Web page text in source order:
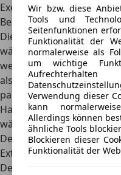
Exemplare bewegen
Bereich.
Die Kfz-Steuer für den
während es beim Diesel
werden können. Es ist
als LKW zuzulassen,
pauschal senkt. Im
Haftpflichtversicherung
während die Teilkasko
Design
Exterieur
Der Kia Rocsta sieht
Wir bzw. diese
Tools und
Seitenfunktionen
Funktionalität der
normalerweise als
um wichtige
Verwendung dieser
kann
Allerdings können
ähnliche Tools
Blockieren dieser
Funktionalität der